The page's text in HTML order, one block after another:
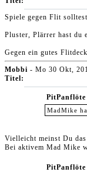
Spiele gegen Flit
Pluster, Plärrer hast du
Gegen ein gutes
Mobbi - Mo 30 Okt,
Titel:
PitPanflöte
MadMike
Vielleicht meinst Du
Bei aktivem Mad Mike
PitPanflöte